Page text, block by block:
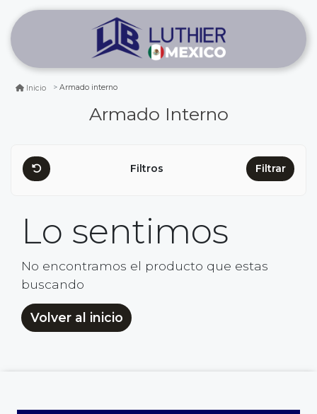
Inicio Armado interno
Armado Interno
Filtros Filtrar
Lo sentimos
No encontramos el producto que estas
buscando
Volver al inicio